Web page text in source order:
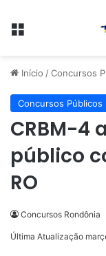
Menu
Início /Concursos
Concursos Públicos
CRBM-4
público
RO
Concursos Rondônia
Última Atualização